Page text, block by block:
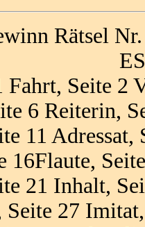
Rätsel
Fahrt, Seite 2
6 Reiterin,
11
16Flaute,
21 Inhalt,
Seite 27